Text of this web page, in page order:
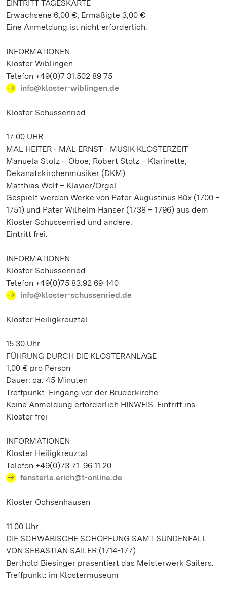
EINTRITT TAGESKARTE
Erwachsene 6,00 €, Ermäßigte 3,00 €
Eine Anmeldung ist nicht erforderlich.
INFORMATIONEN
Kloster Wiblingen
Telefon +49(0)7 31.502 89 75
info@kloster-wiblingen.de
Kloster Schussenried
17.00 UHR
MAL HEITER - MAL ERNST - MUSIK KLOSTERZEIT
Manuela Stolz – Oboe, Robert Stolz – Klarinette,
Dekanatskirchenmusiker (DKM)
Matthias Wolf – Klavier/Orgel
Gespielt werden Werke von Pater Augustinus Büx (1700 –
1751) und Pater Wilhelm Hanser (1738 – 1796) aus dem
Kloster Schussenried und andere.
Eintritt frei.
INFORMATIONEN
Kloster Schussenried
Telefon +49(0)75 83.92 69-140
info@kloster-schussenried.de
Kloster Heiligkreuztal
15.30 Uhr
FÜHRUNG DURCH DIE KLOSTERANLAGE
1,00 € pro Person
Dauer: ca. 45 Minuten
Treffpunkt: Eingang vor der Bruderkirche
Keine Anmeldung erforderlich HINWEIS: Eintritt ins
Kloster frei
INFORMATIONEN
Kloster Heiligkreuztal
Telefon +49(0)73 71 .96 11 20
fensterle.erich@t-online.de
Kloster Ochsenhausen
11.00 Uhr
DIE SCHWÄBISCHE SCHÖPFUNG SAMT SÜNDENFALL
VON SEBASTIAN SAILER (1714-177)
Berthold Biesinger präsentiert das Meisterwerk Sailers.
Treffpunkt: im Klostermuseum